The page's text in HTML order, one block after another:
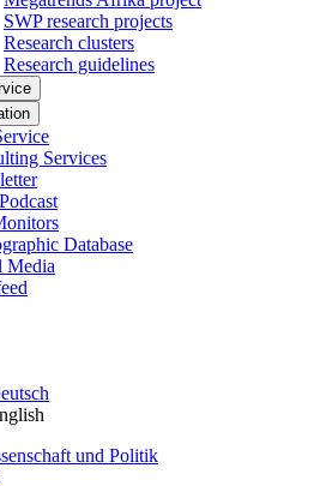
SWP research projects
Research clusters
Research guidelines
Services
Database
Media
und Politik